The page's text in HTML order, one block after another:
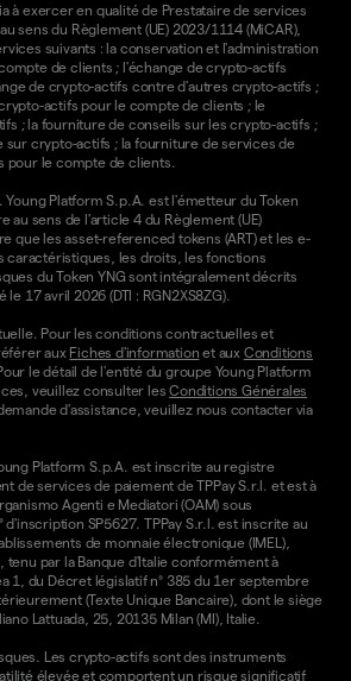
à exercer en qualité de Prestataire de services
sens du Règlement (UE) 2023/1114 (MiCAR),
suivants : la conservation et l'administration
de clients ; l'échange de crypto-actifs
de crypto-actifs contre d'autres crypto-actifs ;
actifs pour le compte de clients ; le
; la fourniture de conseils sur les crypto-actifs ;
sur crypto-actifs ; la fourniture de services de
pour le compte de clients.
Young Platform S.p.A. est l'émetteur du Token
au sens de l'article 4 du Règlement (UE)
que les asset-referenced tokens (ART) et les e-
caractéristiques, les droits, les fonctions
du Token YNG sont intégralement décrits
le 17 avril 2026 (DTI : RGN2XS8ZG).
Pour les conditions contractuelles et
aux Fiches d'information et aux Conditions
le détail de l'entité du groupe Young Platform
veuillez consulter lesConditions Générales
d'assistance, veuillez nous contacter via
Platform S.p.A. est inscrite au registre
de services de paiement de TPPay S.r.l. et est à
Agenti e Mediatori (OAM) sous
d'inscription SP5627. TPPay S.r.l. est inscrite au
de monnaie électronique (IMEL),
tenu par la Banque d'Italie conformément à
1, du Décret législatif n° 385 du 1er septembre
(Texte Unique Bancaire), dont le siège
Lattuada, 25, 20135 Milan (MI), Italie.
Les crypto-actifs sont des instruments
élevée et comportent un risque significatif